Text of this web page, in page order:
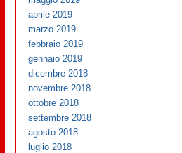
aprile 2019
marzo 2019
febbraio 2019
gennaio 2019
dicembre 2018
novembre 2018
ottobre 2018
settembre 2018
agosto 2018
luglio 2018